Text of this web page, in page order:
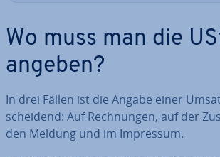
Wo muss man die
angeben?
In drei Fällen ist die Angabe einer
schei­dend: Auf Rech­nun­gen, auf der
den Meldung und im Impressum.